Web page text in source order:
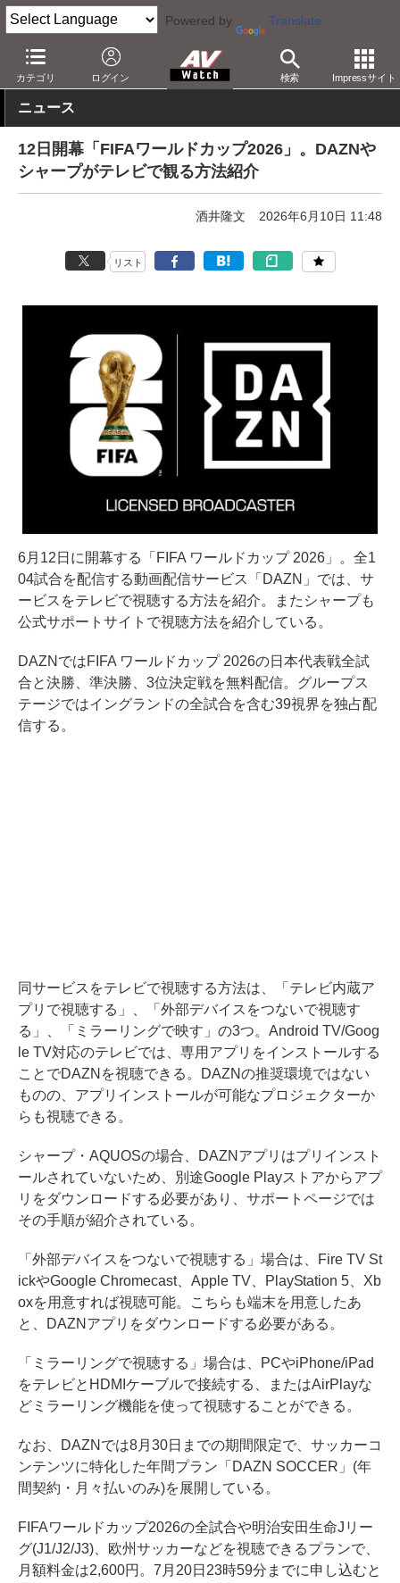
Powered by Translate
カテゴリ ログイン 検索 Impressサイト
AV Watch コンテンツ・サービス 映像配信 DAZN
ニュース
12日開幕「FIFAワールドカップ2026」。DAZNや
シャープがテレビで観る方法紹介
酒井隆文 2026年6月10日 11:48
リスト
6月12日に開幕する「FIFA ワールドカップ 2026」。全1
04試合を配信する動画配信サービス「DAZN」では、サ
ービスをテレビで視聴する方法を紹介。またシャープも
公式サポートサイトで視聴方法を紹介している。
DAZNではFIFA ワールドカップ 2026の日本代表戦全試
合と決勝、準決勝、3位決定戦を無料配信。グループス
テージではイングランドの全試合を含む39視界を独占配
信する。
同サービスをテレビで視聴する方法は、「テレビ内蔵ア
プリで視聴する」、「外部デバイスをつないで視聴す
る」、「ミラーリングで映す」の3つ。Android TV/Goog
le TV対応のテレビでは、専用アプリをインストールする
ことでDAZNを視聴できる。DAZNの推奨環境ではない
ものの、アプリインストールが可能なプロジェクターか
らも視聴できる。
シャープ・AQUOSの場合、DAZNアプリはプリインスト
ールされていないため、別途Google Playストアからアプ
リをダウンロードする必要があり、サポートページでは
その手順が紹介されている。
「外部デバイスをつないで視聴する」場合は、Fire TV St
ickやGoogle Chromecast、Apple TV、PlayStation 5、Xb
oxを用意すれば視聴可能。こちらも端末を用意したあ
と、DAZNアプリをダウンロードする必要がある。
「ミラーリングで視聴する」場合は、PCやiPhone/iPad
をテレビとHDMIケーブルで接続する、またはAirPlayな
どミラーリング機能を使って視聴することができる。
なお、DAZNでは8月30日までの期間限定で、サッカーコ
ンテンツに特化した年間プラン「DAZN SOCCER」(年
間契約・月々払いのみ)を展開している。
FIFAワールドカップ2026の全試合や明治安田生命Jリー
グ(J1/J2/J3)、欧州サッカーなどを視聴できるプランで、
月額料金は2,600円。7月20日23時59分までに申し込むと